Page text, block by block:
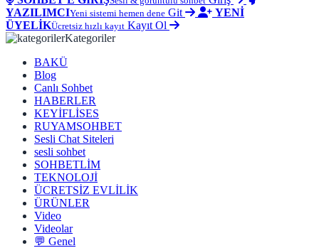
YAZILIMCIYeni sistemi hemen dene Git
YENİ
ÜYELİKÜcretsiz hızlı kayıt Kayıt Ol
Kategoriler
BAKÜ
Blog
Canlı Sohbet
HABERLER
KEYİFLİSES
RUYAMSOHBET
Sesli Chat Siteleri
sesli sohbet
SOHBETLİM
TEKNOLOJİ
ÜCRETSİZ EVLİLİK
ÜRÜNLER
Video
Videolar
💬 Genel